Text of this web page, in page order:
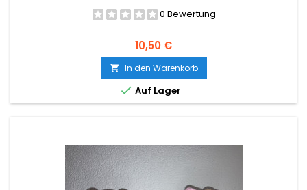
0 Bewertung
Preis
10,50 €
 In den Warenkorb
 Auf Lager